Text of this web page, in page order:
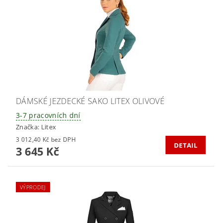
DÁMSKÉ JEZDECKÉ SAKO LITEX OLIVOVÉ
3-7 pracovních dní
Značka: Litex
3 012,40 Kč bez DPH
3 645 Kč DETAIL
VÝPRODEJ